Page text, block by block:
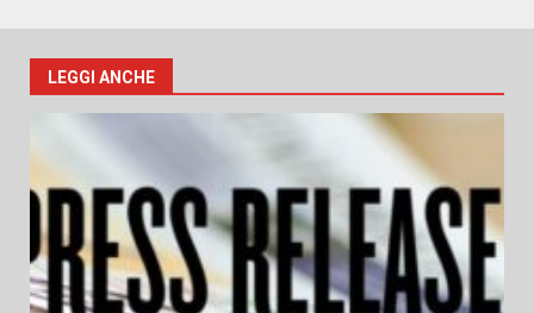
LEGGI ANCHE